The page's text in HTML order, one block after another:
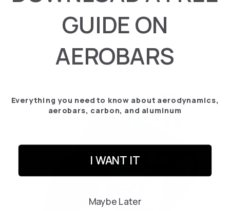
Accessoires Pièces de rechange
GUIDE ON
AEROBARS
Everything you need to know about aerodynamics,
aerobars, carbon, and aluminum
I WANT IT
Maybe Later